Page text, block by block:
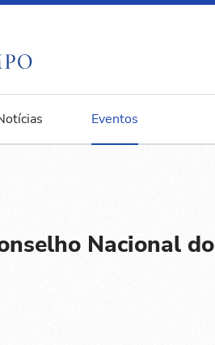
Eventos
Nacional do